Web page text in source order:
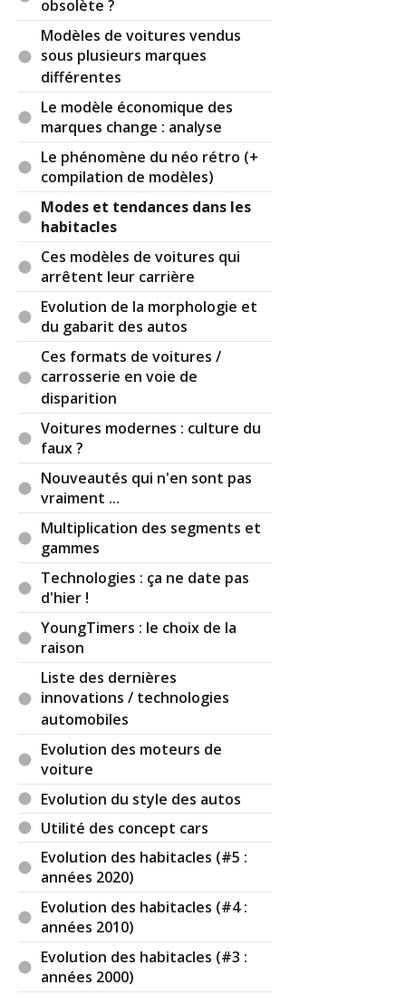
obsolète ?
Modèles de voitures vendus
sous plusieurs marques
différentes
Le modèle économique des
marques change : analyse
Le phénomène du néo rétro (+
compilation de modèles)
Modes et tendances dans les
habitacles
Ces modèles de voitures qui
arrêtent leur carrière
Evolution de la morphologie et
du gabarit des autos
Ces formats de voitures /
carrosserie en voie de
disparition
Voitures modernes : culture du
faux ?
Nouveautés qui n'en sont pas
vraiment ...
Multiplication des segments et
gammes
Technologies : ça ne date pas
d'hier !
YoungTimers : le choix de la
raison
Liste des dernières
innovations / technologies
automobiles
Evolution des moteurs de
voiture
Evolution du style des autos
Utilité des concept cars
Evolution des habitacles (#5 :
années 2020)
Evolution des habitacles (#4 :
années 2010)
Evolution des habitacles (#3 :
années 2000)